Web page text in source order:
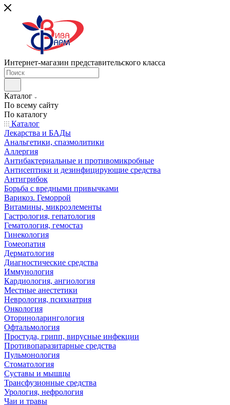
Интернет-магазин представительского класса
Каталог
По всему сайту
По каталогу
Каталог
Лекарства и БАДы
Анальгетики, спазмолитики
Аллергия
Антибактериальные и противомикробные
Антисептики и дезинфицирующие средства
Антигрибок
Борьба с вредными привычками
Варикоз. Геморрой
Витамины, микроэлементы
Гастрология, гепатология
Гематология, гемостаз
Гинекология
Гомеопатия
Дерматология
Диагностические средства
Иммунология
Кардиология, ангиология
Местные анестетики
Неврология, психиатрия
Онкология
Оториноларингология
Офтальмология
Простуда, грипп, вирусные инфекции
Противопаразитарные средства
Пульмонология
Стоматология
Суставы и мышцы
Трансфузионные средства
Урология, нефрология
Чаи и травы